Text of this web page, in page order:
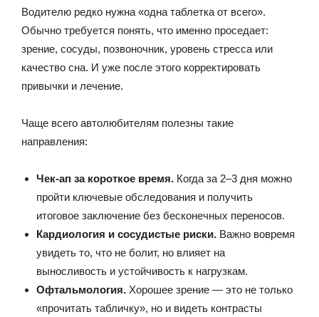
Водителю редко нужна «одна таблетка от всего».
Обычно требуется понять, что именно проседает:
зрение, сосуды, позвоночник, уровень стресса или
качество сна. И уже после этого корректировать
привычки и лечение.
Чаще всего автолюбителям полезны такие
направления:
Чек-ап за короткое время. Когда за 2–3 дня можно
пройти ключевые обследования и получить
итоговое заключение без бесконечных переносов.
Кардиология и сосудистые риски. Важно вовремя
увидеть то, что не болит, но влияет на
выносливость и устойчивость к нагрузкам.
Офтальмология. Хорошее зрение — это не только
«прочитать табличку», но и видеть контрасты